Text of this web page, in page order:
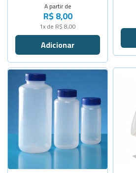
A partir de
R$ 8,00
1x de R$ 8,00